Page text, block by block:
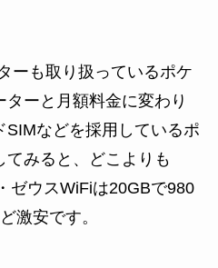
ーも取り扱っているポケ
ーと月額料金に変わり
SIMなどを採用しているポ
みると、どこよりも
ゼウスWiFiは20GBで980
激安です。